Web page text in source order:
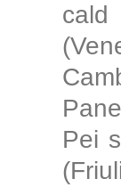
cald
Pei